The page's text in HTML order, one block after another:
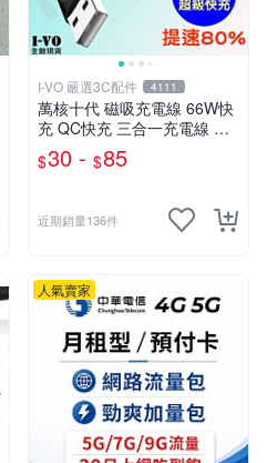
I-VO 嚴選3C配件 4111
萬核十代 磁吸充電線 66W快
充 QC快充 三合一充電線 彎
頭充電線 Type-C充電線 充電
線 傳輸線 快充線
$30 - $85
近期銷量136件
人氣賣家